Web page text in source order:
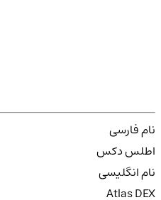
نام فارسی
اطلس دکس
نام انگلیسی
Atlas DEX